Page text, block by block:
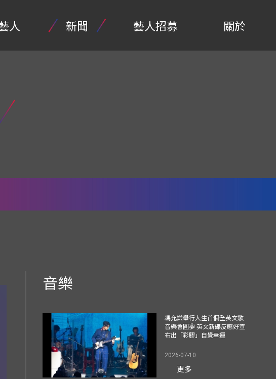
人 新聞 藝人招募 關於
音樂
馮允謙舉行人生首個全英文歌
音樂會圓夢 英文新碟反應好宣
布出「彩膠」自覺幸運
2026-07-10
更多